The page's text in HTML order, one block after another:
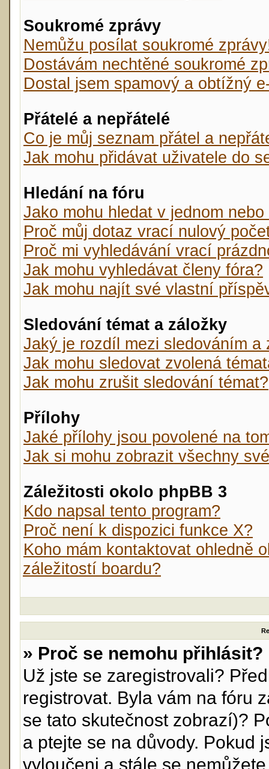
Soukromé zprávy
Nemůžu posílat soukromé
Dostávám nechtěné soukromé
Dostal jsem spamový a obtížný
Přátelé a nepřátelé
Co je můj seznam přátel a
Jak mohu přidávat uživatele do
Hledání na fóru
Jako mohu hledat v jednom
Proč můj dotaz vrací nulový
Proč mi vyhledávání vrací
Jak mohu vyhledávat členy fóra?
Jak mohu najít své vlastní
Sledování témat a záložky
Jaký je rozdíl mezi sledováním a
Jak mohu sledovat zvolená
Jak mohu zrušit sledování témat?
Přílohy
Jaké přílohy jsou povolené na
Jak si mohu zobrazit všechny
Záležitosti okolo phpBB 3
Kdo napsal tento program?
Proč není k dispozici funkce X?
Koho mám kontaktovat ohledně
záležitostí boardu?
» Proč se nemohu přihlásit?
Už jste se zaregistrovali?
registrovat. Byla vám na fóru
se tato skutečnost zobrazí)?
a ptejte se na důvody. Pokud
vyloučeni a stále se